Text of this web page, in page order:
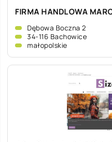
FIRMA HANDLOWA
Dębowa Boczna 2
34-116 Bachowice
małopolskie